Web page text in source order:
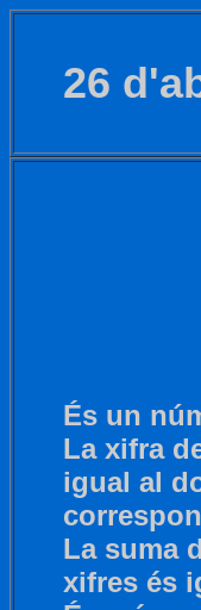
26
És un
La xifra
igual al
La suma
xifres és